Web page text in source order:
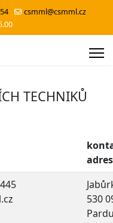
csmml@csmml.cz
TECHNIKŮ
530